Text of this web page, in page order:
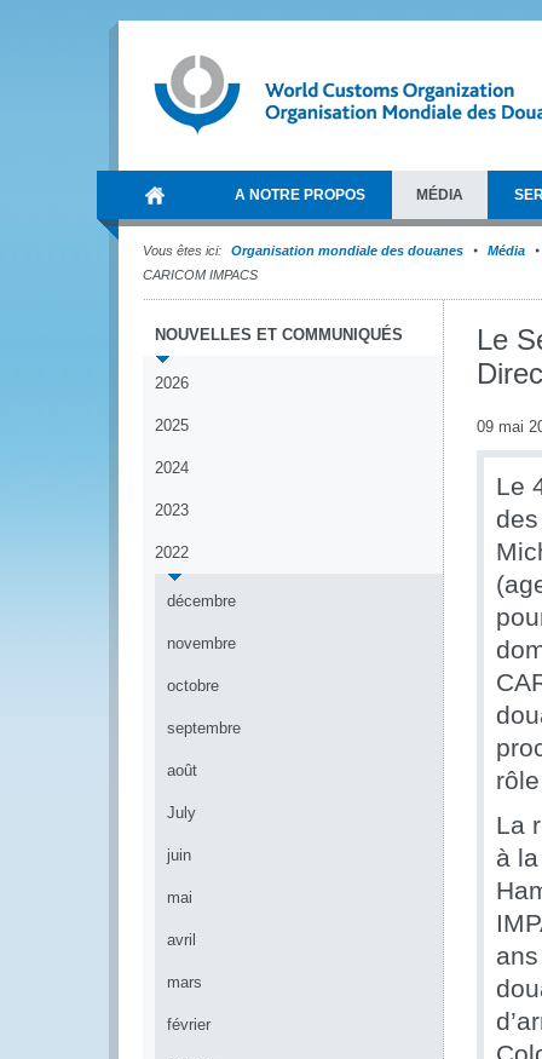
A NOTRE PROPOS MÉDIA
Vous êtes ici: Organisation mondiale des douanes
Média
CARICOM IMPACS
NOUVELLES ET COMMUNIQUÉS
2026
2025
2024
2023
2022
décembre
novembre
octobre
septembre
août
July
juin
mai
avril
mars
février
Le
09 mai
Le
La
à